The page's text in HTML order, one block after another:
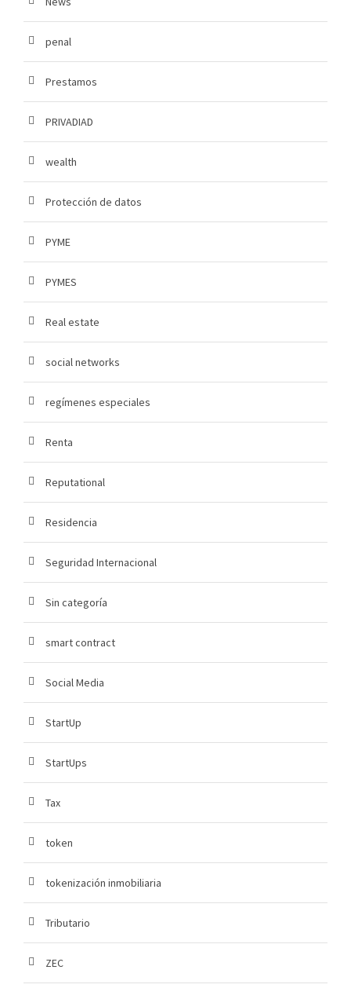
penal
Prestamos
PRIVADIAD
wealth
Protección de datos
PYME
PYMES
Real estate
social networks
regímenes especiales
Renta
Reputational
Residencia
Seguridad Internacional
Sin categoría
smart contract
Social Media
StartUp
StartUps
Tax
token
tokenización inmobiliaria
Tributario
ZEC